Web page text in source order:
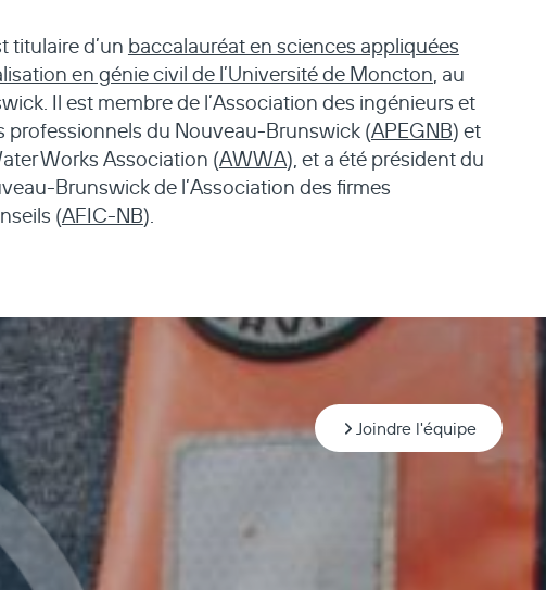
titulaire d’un baccalauréat en sciences appliquées
en génie civil de l’Université de Moncton, au
Il est membre de l’Association des ingénieurs et
professionnels du Nouveau-Brunswick (APEGNB) et
Works Association (AWWA), et a été président du
Brunswick de l’Association des firmes
(AFIC-NB).
Joindre l'équipe